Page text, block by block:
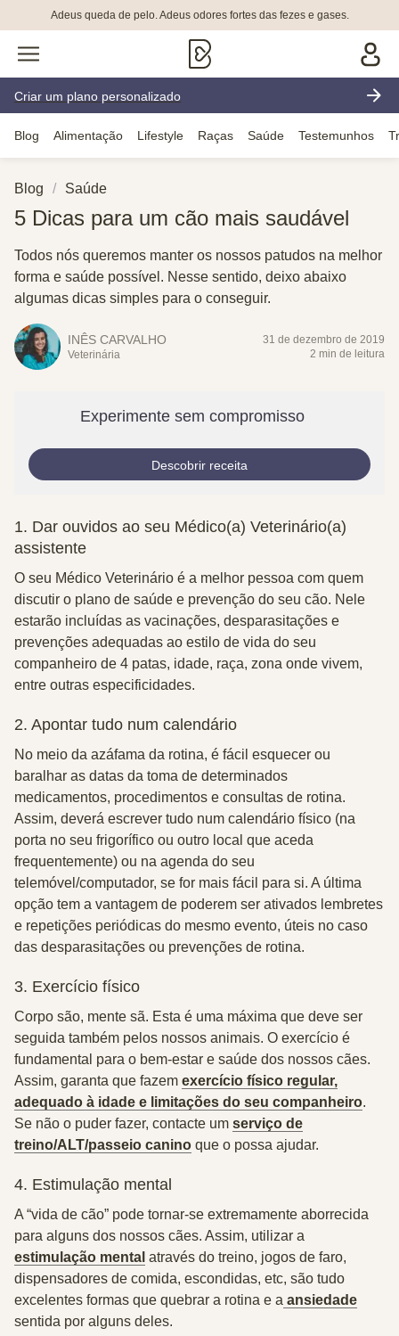
Adeus queda de pelo. Adeus odores fortes das fezes e gases.
Criar um plano personalizado
Blog Alimentação Lifestyle Raças Saúde Testemunhos
Blog Saúde
5 Dicas para um cão mais saudável
Todos nós queremos manter os nossos patudos na melhor
forma e saúde possível. Nesse sentido, deixo abaixo
algumas dicas simples para o conseguir.
INÊS CARVALHO
Veterinária
31 de dezembro de 2019
2 min de leitura
Experimente sem compromisso
Descobrir receita
1. Dar ouvidos ao seu Médico(a) Veterinário(a)
assistente
O seu Médico Veterinário é a melhor pessoa com quem
discutir o plano de saúde e prevenção do seu cão. Nele
estarão incluídas as vacinações, desparasitações e
prevenções adequadas ao estilo de vida do seu
companheiro de 4 patas, idade, raça, zona onde vivem,
entre outras especificidades.
2. Apontar tudo num calendário
No meio da azáfama da rotina, é fácil esquecer ou
baralhar as datas da toma de determinados
medicamentos, procedimentos e consultas de rotina.
Assim, deverá escrever tudo num calendário físico (na
porta no seu frigorífico ou outro local que aceda
frequentemente) ou na agenda do seu
telemóvel/computador, se for mais fácil para si. A última
opção tem a vantagem de poderem ser ativados lembretes
e repetições periódicas do mesmo evento, úteis no caso
das desparasitações ou prevenções de rotina.
3. Exercício físico
Corpo são, mente sã. Esta é uma máxima que deve ser
seguida também pelos nossos animais. O exercício é
fundamental para o bem-estar e saúde dos nossos cães.
Assim, garanta que fazem exercício físico regular,
adequado à idade e limitações do seu companheiro.
Se não o puder fazer, contacte um serviço de
treino/ALT/passeio canino que o possa ajudar.
4. Estimulação mental
A “vida de cão” pode tornar-se extremamente aborrecida
para alguns dos nossos cães. Assim, utilizar a
estimulação mental através do treino, jogos de faro,
dispensadores de comida, escondidas, etc, são tudo
excelentes formas que quebrar a rotina e a ansiedade
sentida por alguns deles.